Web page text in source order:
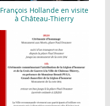
François Hollande en visite
à Château-Thierry